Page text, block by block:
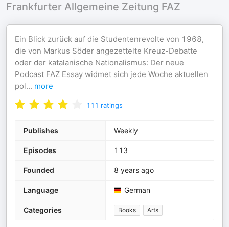
Frankfurter Allgemeine Zeitung FAZ
Ein Blick zurück auf die Studentenrevolte von 1968,
die von Markus Söder angezettelte Kreuz-Debatte
oder der katalanische Nationalismus: Der neue
Podcast FAZ Essay widmet sich jede Woche aktuellen
pol... more
111 ratings
Publishes Weekly
Episodes 113
Founded 8 years ago
Language German
Categories Books Arts